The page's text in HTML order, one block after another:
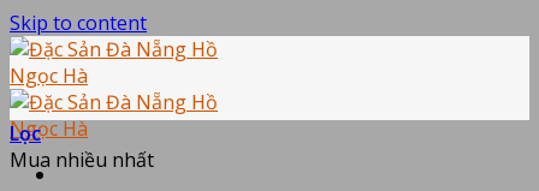
Skip to content
Lọc
Mua nhiều nhất